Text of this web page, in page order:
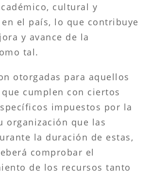
cultural y
el país, lo que contribuye
y avance de la
tal.
otorgadas para aquellos
cumplen con ciertos
impuestos por la
organización que las
la duración de estas,
comprobar el
de los recursos tanto